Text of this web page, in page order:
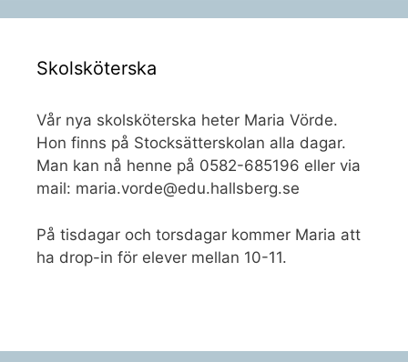
Skolsköterska
Vår nya skolsköterska heter Maria Vörde.
Hon finns på Stocksätterskolan alla dagar.
Man kan nå henne på 0582-685196 eller via
mail: maria.vorde@edu.hallsberg.se
På tisdagar och torsdagar kommer Maria att
ha drop-in för elever mellan 10-11.